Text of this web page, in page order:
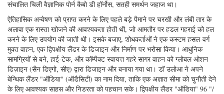
हडल जोन समुद्र के नीचे 6,000 से 11,000 मीटर तक समुद्र का गहरा क्षेत्र है। इन
गहराई तक पहुंचने के उच्च दबाव और बड़ी कठिनाइयों के कारण उनकी पहुंच और
अध्ययन बेहद मुश्किल है। इन कारणों से, ब्याज की कमी के लिए नहीं, यह क्षेत्र
व्यावहारिक रूप से अनदेखा रहा है। हडल जोन में ट्रेंच के एक अंक से अधिक शामिल हैं,
जिनमें से कई प्रशांत रिंग ऑफ फायर का निर्माण करते हैं, जहां पृथ्वी एक दूसरे के नीचे
एक टेक्टोनिक प्लेट के डूबने के कारण अपनी परत का हिस्सा निगलती है, जिससे द्वीप
श्रृंखलाओं और पहाड़ी इलाकों जैसे एंडीज । महासागर खरोंच अप्रत्याशित रूप से गहन
भूकंपीय गतिविधि में उभर सकते हैं, जिससे धड़कने वाले झटके और विनाशकारी सुनामी
उत्पन्न हो सकते हैं।